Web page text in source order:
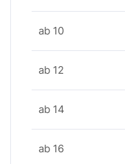
ab 10
ab 12
ab 14
ab 16